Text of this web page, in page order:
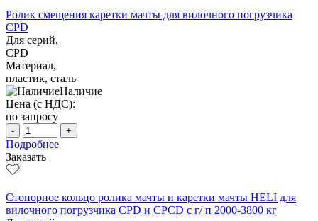
Ролик смещения каретки мачты для вилочного погрузчика
CPD
Для серий,
CPD
Материал,
пластик, сталь
Наличие
Цена (с НДС):
по запросу
- +
Подробнее
Заказать
Стопорное кольцо ролика мачты и каретки мачты HELI для
вилочного погрузчика CPD и CPCD с г/ п 2000-3800 кг